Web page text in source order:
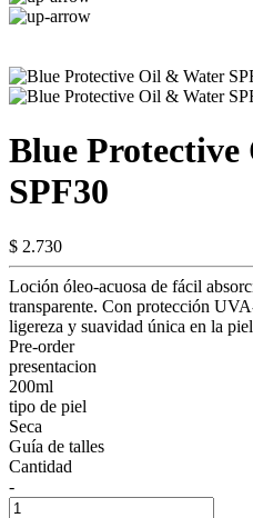
Blue
SPF30
$ 2.730
Loción óleo-acuosa de fácil
transparente. Con protección
ligereza y suavidad única en la
Pre-order
presentacion
200ml
tipo de piel
Seca
Guía de talles
Cantidad
-